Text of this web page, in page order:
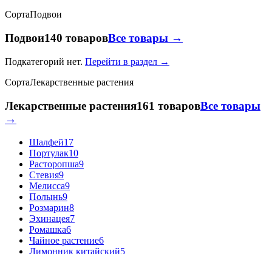
СортаПодвои
Подвои140 товаровВсе товары →
Подкатегорий нет. Перейти в раздел →
СортаЛекарственные растения
Лекарственные растения161 товаровВсе товары
→
Шалфей17
Портулак10
Расторопша9
Стевия9
Мелисса9
Полынь9
Розмарин8
Эхинацея7
Ромашка6
Чайное растение6
Лимонник китайский5